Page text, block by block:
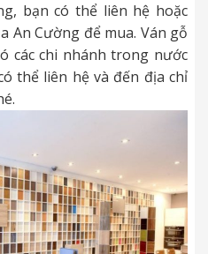
bạn có thể liên hệ hoặc
An Cường để mua. Ván gỗ
các chi nhánh trong nước
thể liên hệ và đến địa chỉ